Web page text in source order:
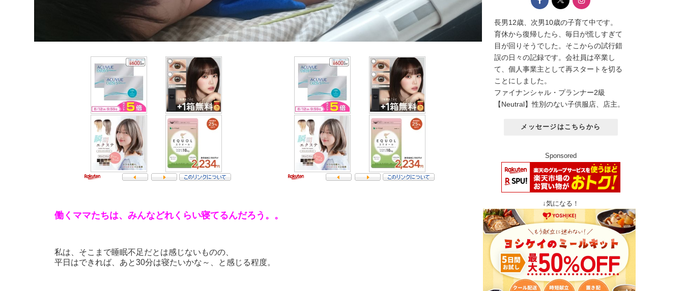
働くママたちは、みんなどれくらい寝てるんだろう。。
私は、そこまで睡眠不足だとは感じないものの、
平日はできれば、あと30分は寝たいかな～、と感じる程度。
長男12歳、次男10歳の子育て中です。
育休から復帰したら、毎日が慌しすぎて
目が回りそうでした。そこからの試行錯
誤の日々の記録です。会社員は卒業し
て、個人事業主として再スタートを切る
ことにしました。
ファイナンシャル・プランナー2級
【Neutral】性別のない子供服店、店主。
メッセージはこちらから
Sponsored
↓気になる！